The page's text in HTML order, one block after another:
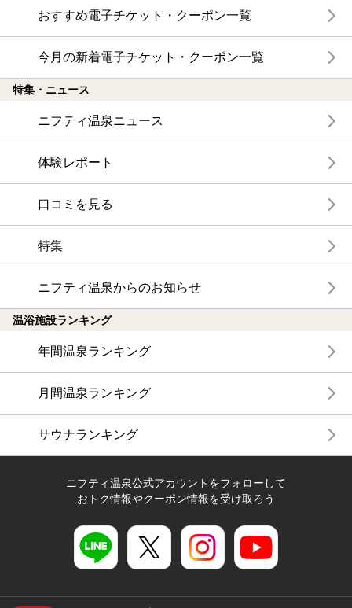
おすすめ電子チケット・クーポン一覧
今月の新着電子チケット・クーポン一覧
特集・ニュース
ニフティ温泉ニュース
体験レポート
口コミを見る
特集
ニフティ温泉からのお知らせ
温浴施設ランキング
年間温泉ランキング
月間温泉ランキング
サウナランキング
ニフティ温泉公式アカウントをフォローして
おトク情報やクーポン情報を受け取ろう